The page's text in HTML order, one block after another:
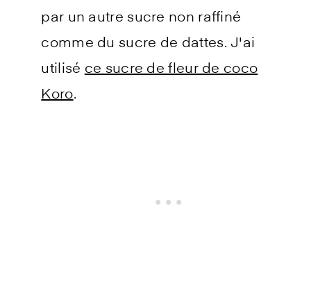
par un autre sucre non raffiné
comme du sucre de dattes. J'ai
utilisé ce sucre de fleur de coco
Koro.